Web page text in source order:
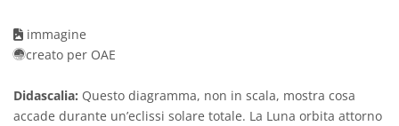
immagine
creato per OAE
Didascalia: Questo diagramma, non in scala, mostra cosa
accade durante un’eclissi solare totale. La Luna orbita attorno